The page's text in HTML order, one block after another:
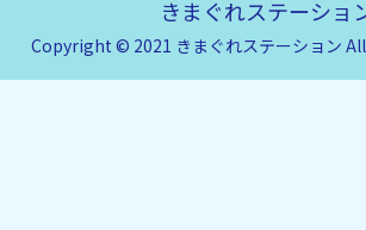
きまぐれステーショ
Copyright © 2021 きまぐれステーション